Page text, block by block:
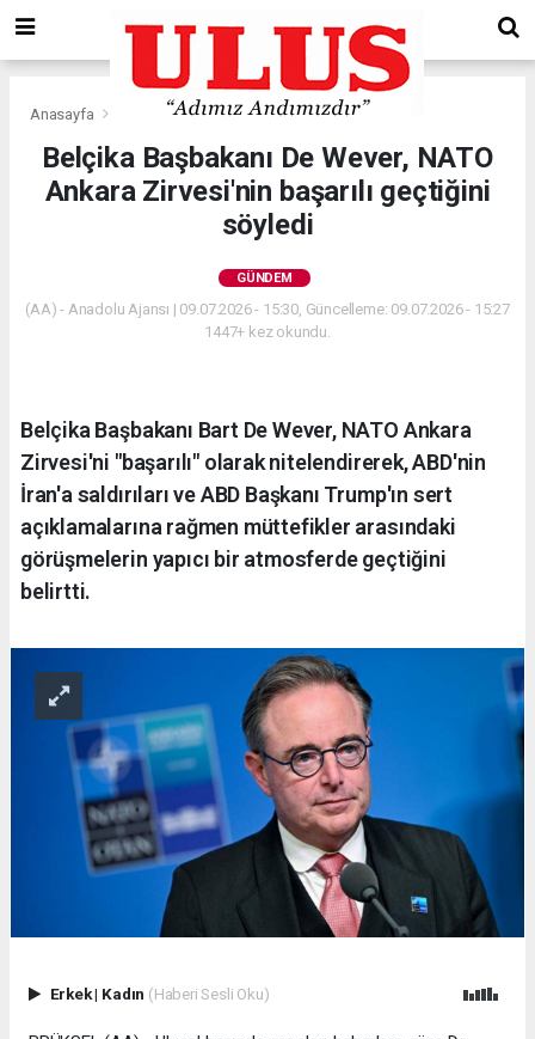
Anasayfa Gündem
Belçika Başbakanı De Wever, NATO
Ankara Zirvesi'nin başarılı geçtiğini
söyledi
GÜNDEM
(AA) - Anadolu Ajansı | 09.07.2026 - 15:30, Güncelleme: 09.07.2026 - 15:27
1447+ kez okundu.
Belçika Başbakanı Bart De Wever, NATO Ankara
Zirvesi'ni "başarılı" olarak nitelendirerek, ABD'nin
İran'a saldırıları ve ABD Başkanı Trump'ın sert
açıklamalarına rağmen müttefikler arasındaki
görüşmelerin yapıcı bir atmosferde geçtiğini
belirtti.
Erkek| Kadın (Haberi Sesli Oku)